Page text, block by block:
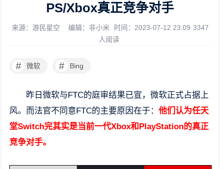
PS/Xbox真正竞争对手
来源：游民星空 编辑：非小米 时间：2023-07-12 23:09 3347
人阅读
# 微软 # Bing
昨日微软与FTC的庭审结果已宣，微软正式占据上
风。而法官不同意FTC的主要原因在于：他们认为任天
堂Switch完其实是当前一代Xbox和PlayStation的真正
竞争对手。